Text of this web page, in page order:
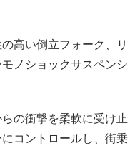
高い倒立フォーク、リ
ノショックサスペンシ
の衝撃を柔軟に受け止
コントロールし、街乗